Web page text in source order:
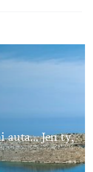
auta… Jen ty,